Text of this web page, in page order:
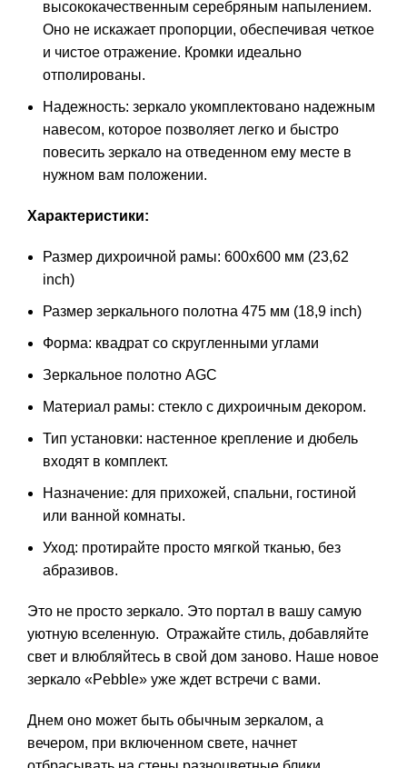
высококачественным серебряным напылением.
Оно не искажает пропорции, обеспечивая четкое
и чистое отражение. Кромки идеально
отполированы.
Надежность: зеркало укомплектовано надежным
навесом, которое позволяет легко и быстро
повесить зеркало на отведенном ему месте в
нужном вам положении.
Характеристики:
Размер дихроичной рамы: 600х600 мм (23,62
inch)
Размер зеркального полотна 475 мм (18,9 inch)
Форма: квадрат со скругленными углами
Зеркальное полотно AGC
Материал рамы: стекло с дихроичным декором.
Тип установки: настенное крепление и дюбель
входят в комплект.
Назначение: для прихожей, спальни, гостиной
или ванной комнаты.
Уход: протирайте просто мягкой тканью, без
абразивов.
Это не просто зеркало. Это портал в вашу самую
уютную вселенную. Отражайте стиль, добавляйте
свет и влюбляйтесь в свой дом заново. Наше новое
зеркало «Pebble» уже ждет встречи с вами.
Днем оно может быть обычным зеркалом, а
вечером, при включенном свете, начнет